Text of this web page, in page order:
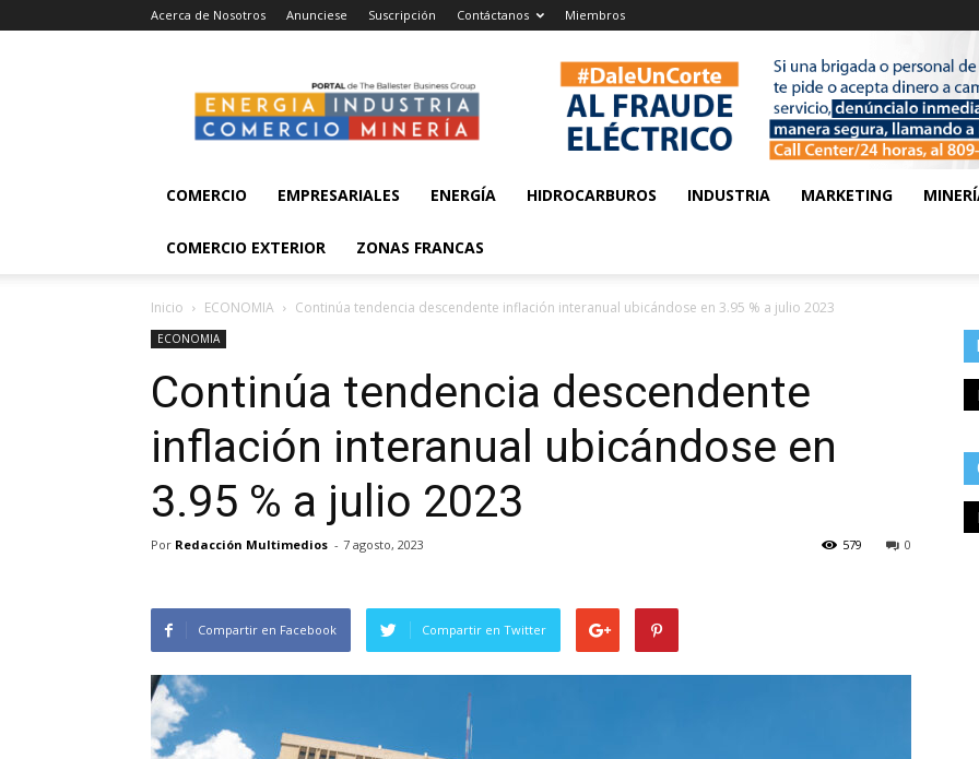
Acerca de Nosotros Anunciese Suscripción Contáctanos Miembros
Industria,
Comercio
y
COMERCIO
EMPRESARIALES ENERGÍA HIDROCARBUROS INDUSTRIA MARKETING
COMERCIO EXTERIOR ZONAS FRANCAS
Inicio ECONOMIA Continúa tendencia descendente inflación interanual ubicándose en 3.95 % a julio 2023
ECONOMIA
Continúa tendencia descendente
inflación interanual ubicándose en
3.95 % a julio 2023
Por Redacción Multimedios - 7 agosto, 2023 0
579
Compartir en Facebook Compartir en Twitter